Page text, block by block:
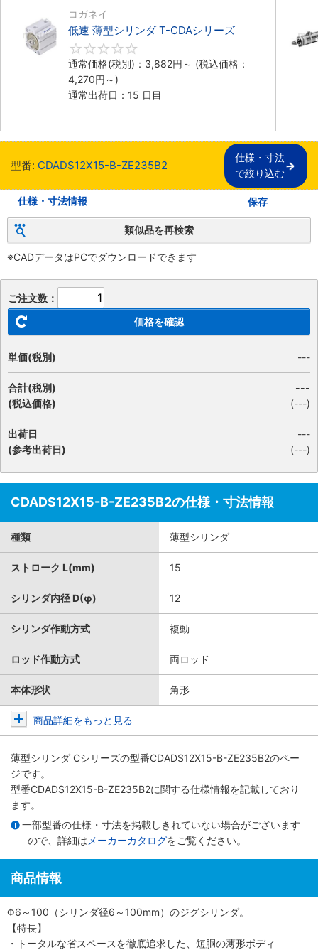
コガネイ
低速 薄型シリンダ T-CDAシリーズ
通常価格(税別)： 3,882円 ～ (税込価格：
4,270円 ～)
通常出荷日：15 日目
型番: CDADS12X15-B-ZE235B2
仕様・寸法
で絞り込む
仕様・寸法情報 保存
類似品を再検索
※CADデータはPCでダウンロードできます
ご注文数：
価格を確認
単価(税別) ---
合計(税別)
(税込価格)
---
(---)
出荷日
(参考出荷日)
---
(---)
CDADS12X15-B-ZE235B2の仕様・寸法情報
種類 薄型シリンダ
ストローク L(mm) 15
シリンダ内径 D(φ) 12
シリンダ作動方式 複動
ロッド作動方式 両ロッド
本体形状 角形
商品詳細をもっと見る
薄型シリンダ Cシリーズの型番CDADS12X15-B-ZE235B2のペー
ジです。
型番CDADS12X15-B-ZE235B2に関する仕様情報を記載しており
ます。
一部型番の仕様・寸法を掲載しきれていない場合がございます
ので、詳細は メーカーカタログをご覧ください。
商品情報
Φ6～100（シリンダ径6～100mm）のジグシリンダ。
【特長】
・トータルな省スペースを徹底追求した、短胴の薄形ボディ